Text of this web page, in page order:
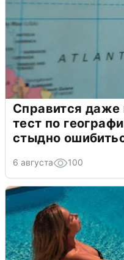
Справится даже
тест по
стыдно
6 августа 100